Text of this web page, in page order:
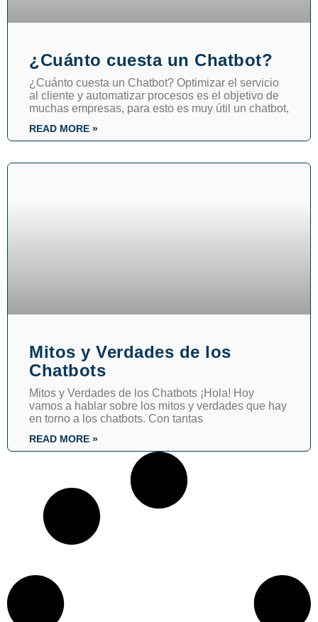
¿Cuánto cuesta un Chatbot?
¿Cuánto cuesta un Chatbot? Optimizar el servicio
al cliente y automatizar procesos es el objetivo de
muchas empresas, para esto es muy útil un chatbot,
READ MORE »
Mitos y Verdades de los
Chatbots
Mitos y Verdades de los Chatbots ¡Hola! Hoy
vamos a hablar sobre los mitos y verdades que hay
en torno a los chatbots. Con tantas
READ MORE »